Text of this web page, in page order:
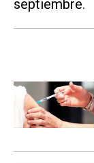
septiembre.